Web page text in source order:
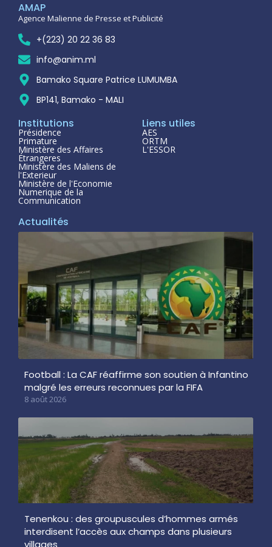
AMAP
Agence Malienne de Presse et Publicité
+(223) 20 22 36 83
info@anim.ml
Bamako Square Patrice LUMUMBA
BP141, Bamako - MALI
Institutions
Présidence
Primature
Ministère des Affaires
Étrangeres
Ministère des Maliens de
l'Exterieur
Ministère de l'Economie
Numerique de la
Communication
Liens utiles
AES
ORTM
L'ESSOR
Actualités
Football : La CAF réaffirme son soutien à Infantino
malgré les erreurs reconnues par la FIFA
8 août 2026
Tenenkou : des groupuscules d’hommes armés
interdisent l’accès aux champs dans plusieurs
villages